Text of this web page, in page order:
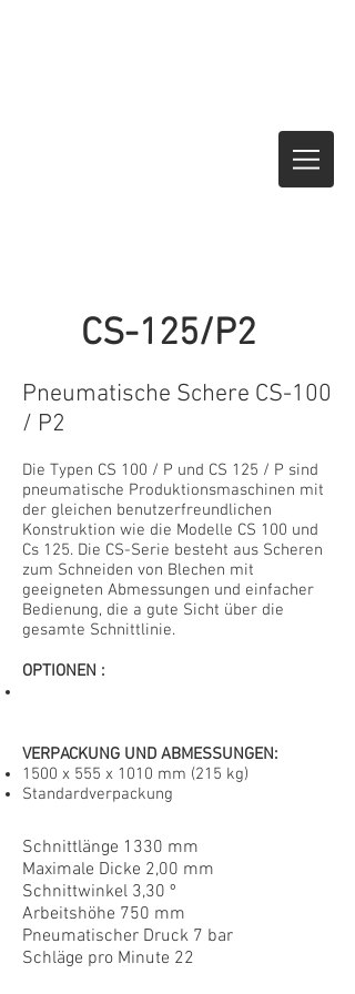
CS-125/P2
Pneumatische Schere CS-100
/ P2
Die Typen CS 100 / P und CS 125 / P sind
pneumatische Produktionsmaschinen mit
der gleichen benutzerfreundlichen
Konstruktion wie die Modelle CS 100 und
Cs 125. Die CS-Serie besteht aus Scheren
zum Schneiden von Blechen mit
geeigneten Abmessungen und einfacher
Bedienung, die a gute Sicht über die
gesamte Schnittlinie.
OPTIONEN :
VERPACKUNG UND ABMESSUNGEN:
1500 x 555 x 1010 mm (215 kg)
Standardverpackung
Schnittlänge 1330 mm
Maximale Dicke 2,00 mm
Schnittwinkel 3,30 º
Arbeitshöhe 750 mm
Pneumatischer Druck 7 bar
Schläge pro Minute 22
CS100P2